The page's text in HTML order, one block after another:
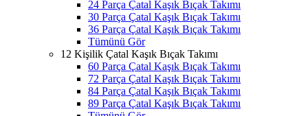
24 Parça Çatal Kaşık Bıçak Takımı
30 Parça Çatal Kaşık Bıçak Takımı
36 Parça Çatal Kaşık Bıçak Takımı
Tümünü Gör
12 Kişilik Çatal Kaşık Bıçak Takımı
60 Parça Çatal Kaşık Bıçak Takımı
72 Parça Çatal Kaşık Bıçak Takımı
84 Parça Çatal Kaşık Bıçak Takımı
89 Parça Çatal Kaşık Bıçak Takımı